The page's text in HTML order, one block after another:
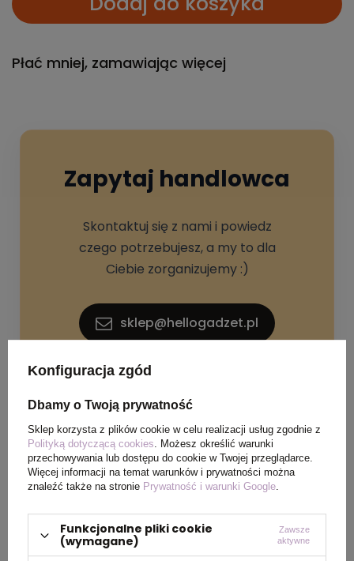
Płać mniej, zamawiając więcej
Zapytaj handlowca
Skontaktuj się z nami i powiedz
czego potrzebujesz, a my to dla
Ciebie zorganizujemy :)
sklep@hellogadzet.pl
+48 733 367 006
Materiał szkło
Konfiguracja zgód
Dbamy o Twoją prywatność
Sklep korzysta z plików cookie w celu realizacji usług zgodnie z
Polityką dotyczącą cookies. Możesz określić warunki
przechowywania lub dostępu do cookie w Twojej przeglądarce.
Więcej informacji na temat warunków i prywatności można
znaleźć także na stronie Prywatność i warunki Google.
Funkcjonalne pliki cookie
(wymagane)
Zawsze
aktywne